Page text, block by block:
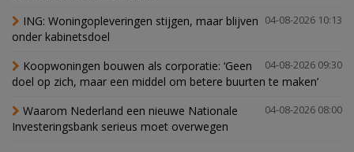
04-08-2026 10:13
ING: Woningopleveringen stijgen, maar blijven
onder kabinetsdoel
04-08-2026 09:30
Koopwoningen bouwen als corporatie: ‘Geen
doel op zich, maar een middel om betere buurten te maken’
04-08-2026 08:00
Waarom Nederland een nieuwe Nationale
Investeringsbank serieus moet overwegen